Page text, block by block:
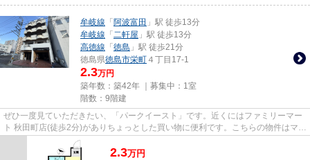
牟岐線 「 阿波富田 」駅 徒歩13分
牟岐線 「 二軒屋 」駅 徒歩13分
高徳線 「 徳島 」駅 徒歩21分
徳島県徳島市栄町 ４丁目17-1
2.3万円
築年数：築42年 ｜募集中： 1室
階数：9階建
ぜひ一度見ていただきたい、「パークイースト」です。近くにはファミリーマー
ト 秋田町店(徒歩2分)がありちょっとした買い物に便利です。こちらの物件はマン
ションです。眺望良好な物...
2.3万円